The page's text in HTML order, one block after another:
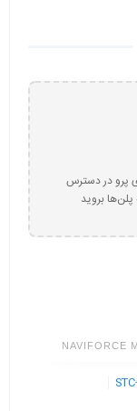
پرو در دسترس
بروید
NAVIFORCE